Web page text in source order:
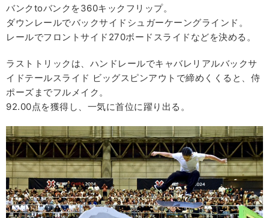
バンクtoバンクを360キックフリップ。
ダウンレールでバックサイドシュガーケーングラインド。
レールでフロントサイド270ボードスライドなどを決める。
ラストトリックは、ハンドレールでキャバレリアルバックサ
イドテールスライド ビッグスピンアウトで締めくくると、侍
ポーズまでフルメイク。
92.00点を獲得し、一気に首位に躍り出る。